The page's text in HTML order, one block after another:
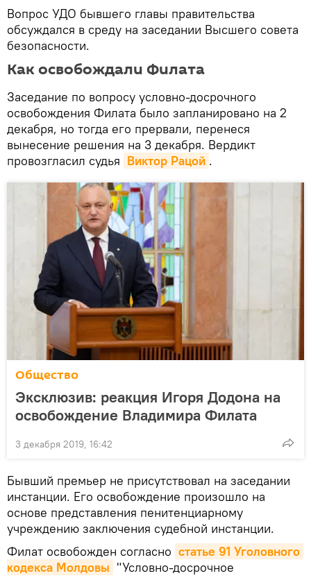
Вопрос УДО бывшего главы правительства
обсуждался в среду на заседании Высшего совета
безопасности.
Как освобождали Филата
Заседание по вопросу условно-досрочного
освобождения Филата было запланировано на 2
декабря, но тогда его прервали, перенеся
вынесение решения на 3 декабря. Вердикт
провозгласил судья Виктор Рацой .
Общество
Эксклюзив: реакция Игоря Додона на
освобождение Владимира Филата
3 декабря 2019, 16:42
Бывший премьер не присутствовал на заседании
инстанции. Его освобождение произошло на
основе представления пенитенциарному
учреждению заключения судебной инстанции.
Филат освобожден согласно статье 91 Уголовного
кодекса Молдовы "Условно-досрочное